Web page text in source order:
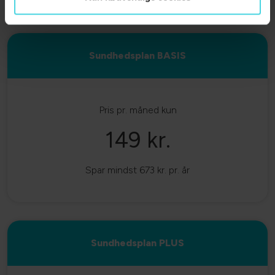
(engangsbeløb)
Sundhedsplan BASIS
Pris pr. måned kun
149 kr.
Spar mindst 673 kr. pr. år
Sundhedsplan PLUS